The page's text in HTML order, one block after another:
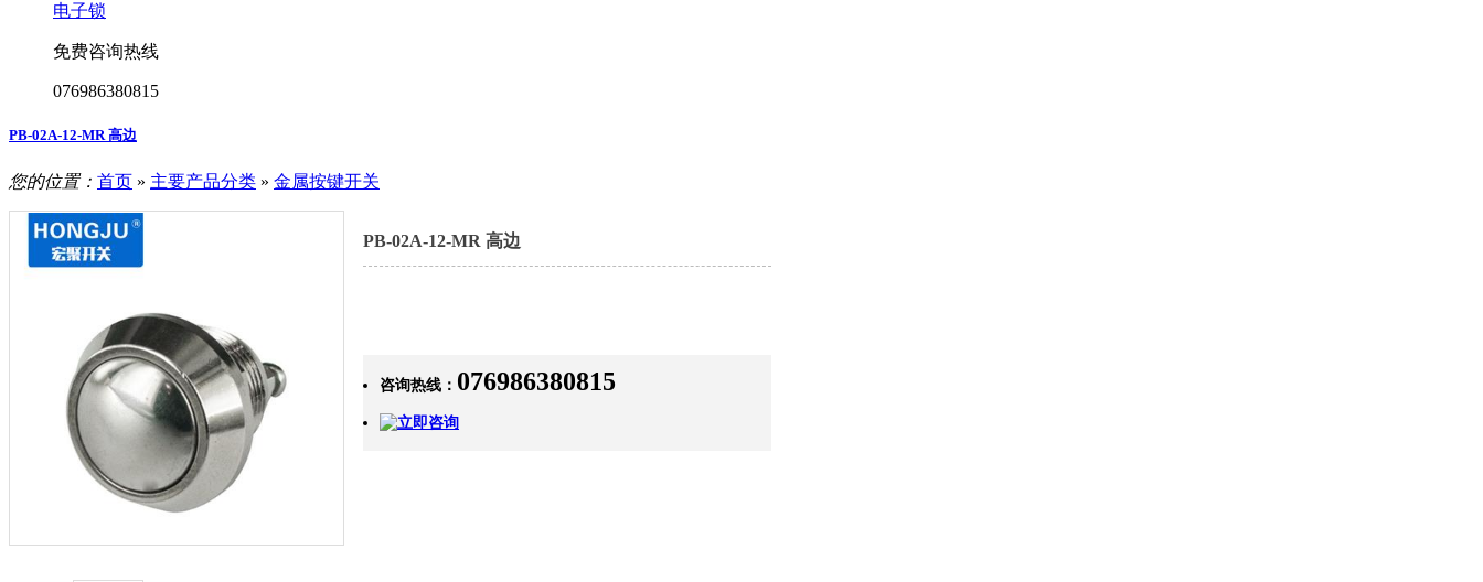
电子锁
免费咨询热线
076986380815
PB-02A-12-MR 高边
您的位置： 首页 » 主要产品分类 » 金属按键开关
PB-02A-12-MR 高边
咨询热线： 076986380815